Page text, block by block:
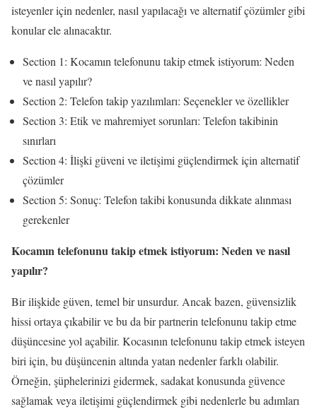
isteyenler için nedenler, nasıl yapılacağı ve alternatif çözümler gibi
konular ele alınacaktır.
Section 1: Kocamın telefonunu takip etmek istiyorum: Neden
ve nasıl yapılır?
Section 2: Telefon takip yazılımları: Seçenekler ve özellikler
Section 3: Etik ve mahremiyet sorunları: Telefon takibinin
sınırları
Section 4: İlişki güveni ve iletişimi güçlendirmek için alternatif
çözümler
Section 5: Sonuç: Telefon takibi konusunda dikkate alınması
gerekenler
Kocamın telefonunu takip etmek istiyorum: Neden ve nasıl
yapılır?
Bir ilişkide güven, temel bir unsurdur. Ancak bazen, güvensizlik
hissi ortaya çıkabilir ve bu da bir partnerin telefonunu takip etme
düşüncesine yol açabilir. Kocasının telefonunu takip etmek isteyen
biri için, bu düşüncenin altında yatan nedenler farklı olabilir.
Örneğin, şüphelerinizi gidermek, sadakat konusunda güvence
sağlamak veya iletişimi güçlendirmek gibi nedenlerle bu adımları